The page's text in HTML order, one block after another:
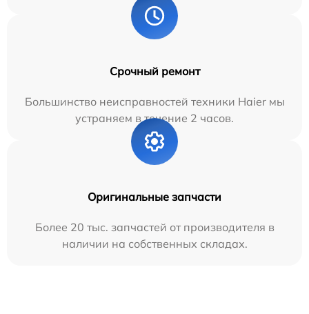
Срочный ремонт
Большинство неисправностей техники Haier мы
устраняем в течение 2 часов.
Оригинальные запчасти
Более 20 тыс. запчастей от производителя в
наличии на собственных складах.